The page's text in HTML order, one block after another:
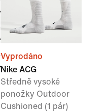
Vyprodáno
Nike ACG
Středně vysoké
ponožky Outdoor
Cushioned (1 pár)